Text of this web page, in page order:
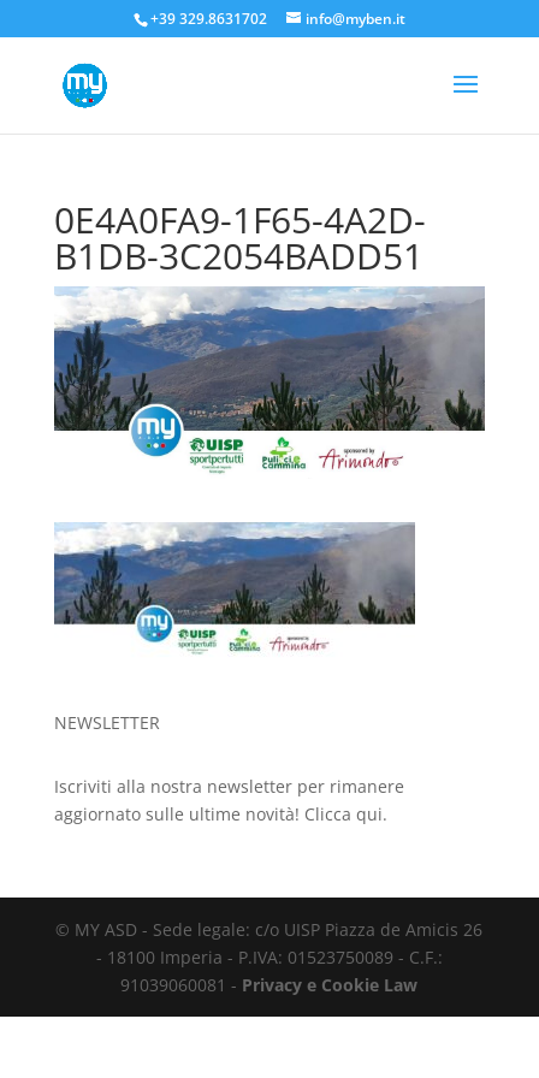
+39 329.8631702 info@myben.it
0E4A0FA9-1F65-4A2D-
B1DB-3C2054BADD51
NEWSLETTER
Iscriviti alla nostra newsletter per rimanere
aggiornato sulle ultime novità! Clicca qui.
© MY ASD - Sede legale: c/o UISP Piazza de Amicis 26
- 18100 Imperia - P.IVA: 01523750089 - C.F.:
91039060081 - Privacy e Cookie Law